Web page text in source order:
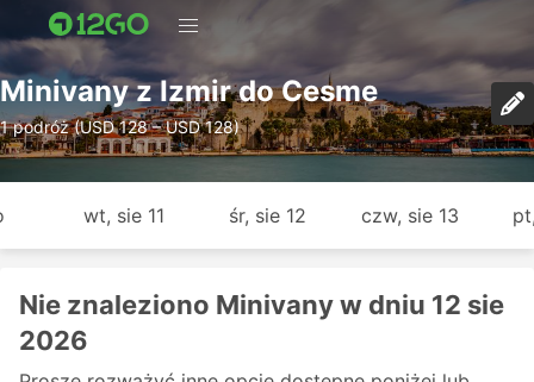
Minivany z Izmir do Cesme
1 podróż (USD 128 – USD 128)
wt, sie 11 śr, sie 12 czw, sie 13
Nie znaleziono Minivany w dniu 12 sie
2026